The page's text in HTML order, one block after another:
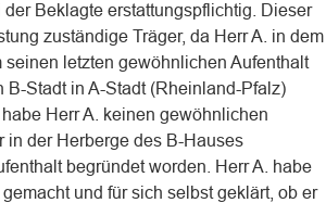
Beklagte erstattungspflichtig. Dieser
zuständige Träger, da Herr A. in dem
letzten gewöhnlichen Aufenthalt
Stadt in A-Stadt (Rheinland-Pfalz)
Herr A. keinen gewöhnlichen
in der Herberge des B-Hauses
begründet worden. Herr A. habe
und für sich selbst geklärt, ob er